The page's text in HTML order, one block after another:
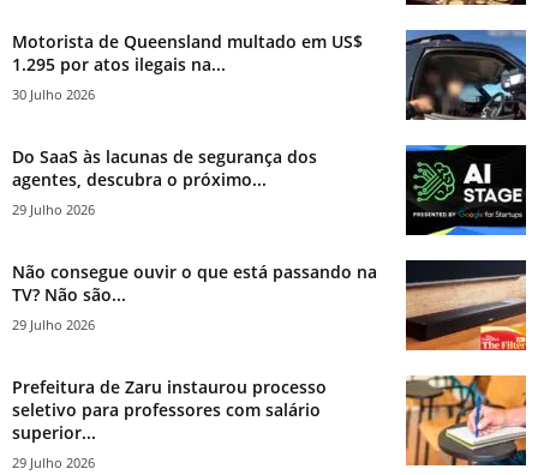
Motorista de Queensland multado em US$
1.295 por atos ilegais na...
30 Julho 2026
Do SaaS às lacunas de segurança dos
agentes, descubra o próximo...
29 Julho 2026
Não consegue ouvir o que está passando na
TV? Não são...
29 Julho 2026
Prefeitura de Zaru instaurou processo
seletivo para professores com salário
superior...
29 Julho 2026